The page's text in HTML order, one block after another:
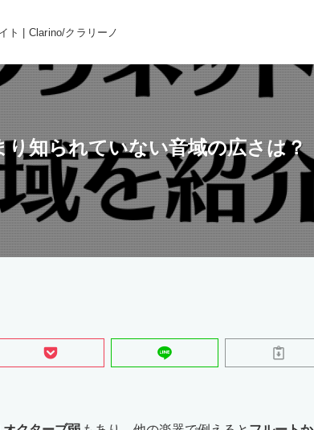
ト | Clarino/クラリーノ
知られていない音域の広さは？